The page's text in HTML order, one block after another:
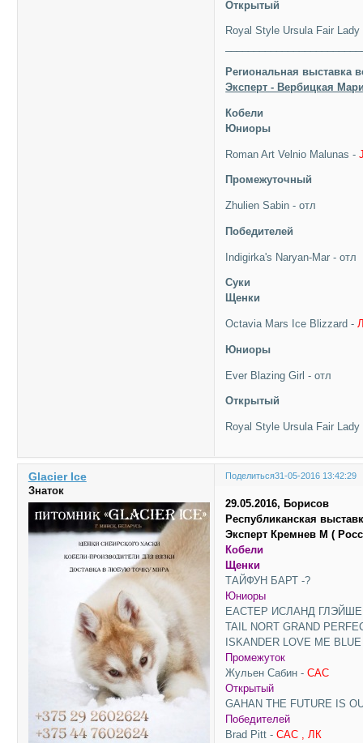
Открытый
Royal Style Ursula Fair
Региональная выставка
Эксперт - Вербицкая
Кобели
Юниоры
Roman Art Velnio Malunas -
Промежуточный
Zhulien Sabin - отл
Победителей
Indigirka's Naryan-Mar - отл
Суки
Щенки
Octavia Mars Ice Blizzard -
Юниоры
Ever Blazing Girl - отл
Открытый
Royal Style Ursula Fair
Поделиться31-05-2016 13:42:29
Glacier Ice
Знаток
29.05.2016, Борисов
Республиканская
Эксперт Кремнев М (
Кобели
Щенки
ТАЙФУН БАРТ -?
Юниоры
ЕАСТЕР ИСЛАНД
TAIL NORT GRAND
ISKANDER LOVE ME
Промежуток
Жульен Сабин -САС
Открытый
GAHAN THE FUTURE IS
Победителей
Brad Pitt -CAC , ЛК